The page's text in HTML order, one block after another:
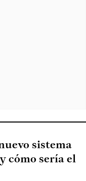
sistema
cómo sería el